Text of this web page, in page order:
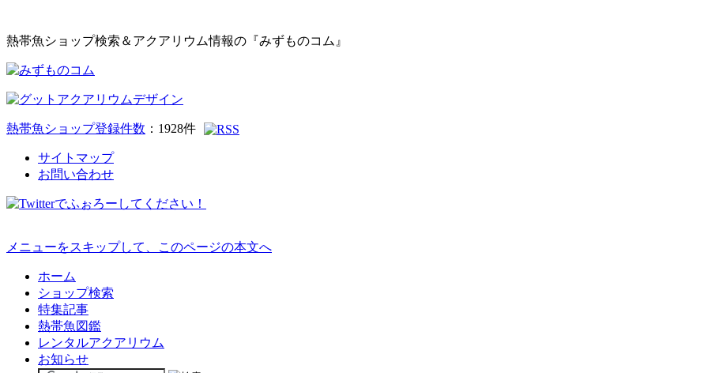
熱帯魚ショップ検索＆アクアリウム情報の『みずものコム』
熱帯魚ショップ登録件数 ： 1928件
サイトマップ
お問い合わせ
メニューをスキップして、このページの本文へ
ホーム
ショップ検索
特集記事
熱帯魚図鑑
レンタルアクアリウム
お知らせ